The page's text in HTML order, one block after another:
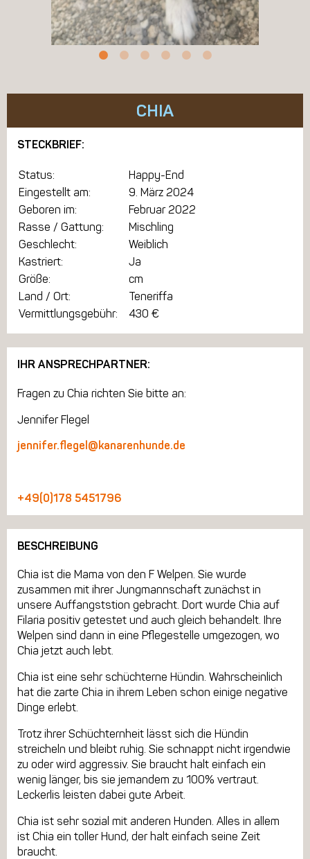
CHIA
STECKBRIEF:
Status:
Happy-End
Eingestellt am:
9. März 2024
Geboren im:
Februar 2022
Rasse / Gattung:
Mischling
Geschlecht:
Weiblich
Kastriert:
Ja
Größe:
cm
Land / Ort:
Teneriffa
Vermittlungsgebühr:
430 €
IHR ANSPRECHPARTNER:
Fragen zu Chia richten Sie bitte an:
Jennifer Flegel
jennifer.flegel@kanarenhunde.de
+49(0)178 5451796
BESCHREIBUNG
Chia ist die Mama von den F Welpen. Sie wurde
zusammen mit ihrer Jungmannschaft zunächst in
unsere Auffangststion gebracht. Dort wurde Chia auf
Filaria positiv getestet und auch gleich behandelt. Ihre
Welpen sind dann in eine Pflegestelle umgezogen, wo
Chia jetzt auch lebt.
Chia ist eine sehr schüchterne Hündin. Wahrscheinlich
hat die zarte Chia in ihrem Leben schon einige negative
Dinge erlebt.
Trotz ihrer Schüchternheit lässt sich die Hündin
streicheln und bleibt ruhig. Sie schnappt nicht irgendwie
zu oder wird aggressiv. Sie braucht halt einfach ein
wenig länger, bis sie jemandem zu 100% vertraut.
Leckerlis leisten dabei gute Arbeit.
Chia ist sehr sozial mit anderen Hunden. Alles in allem
ist Chia ein toller Hund, der halt einfach seine Zeit
braucht.